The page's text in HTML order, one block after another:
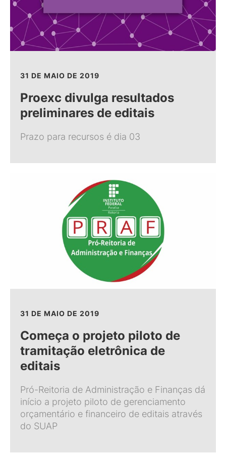
31 DE MAIO DE 2019
Proexc divulga resultados
preliminares de editais
Prazo para recursos é dia 03
31 DE MAIO DE 2019
Começa o projeto piloto de
tramitação eletrônica de
editais
Pró-Reitoria de Administração e Finanças dá
início a projeto piloto de gerenciamento
orçamentário e financeiro de editais através
do SUAP